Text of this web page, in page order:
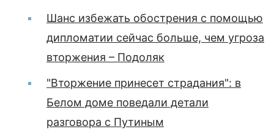
Шанс избежать обострения с помощью
дипломатии сейчас больше, чем угроза
вторжения – Подоляк
"Вторжение принесет страдания": в
Белом доме поведали детали
разговора с Путиным